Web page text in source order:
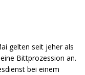
gelten seit jeher als
Bittprozession an.
bei einem